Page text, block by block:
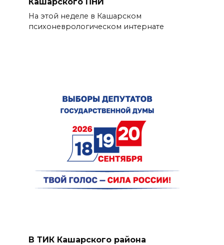
На этой неделе в Кашарском
психоневрологическом интернате
В ТИК Кашарского района